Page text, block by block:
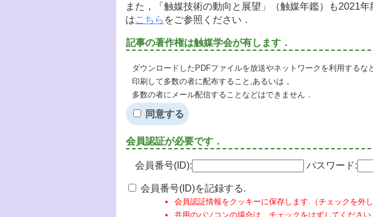
また，「触媒技術の動向と展望」（触媒年鑑）も2021
はこちら をご参照ください．
記事の著作権は触媒学会が有します．
ダウンロードしたPDFファイルを放送やネットワークを利用するな
印刷して多数の者に配布すること,あるいは，
多数の者にメール配信することなどはできません．
同意する
会員認証が必要です．
会員番号(ID): パスワード:
会員番号(ID)を記録する.
会員認証情報をクッキーに保存します.（チェックを外
共用のパソコンの場合は、チェックをはずしてください